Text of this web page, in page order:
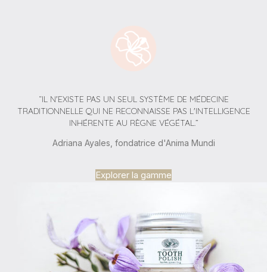
“IL N'EXISTE PAS UN SEUL SYSTÈME DE MÉDECINE
TRADITIONNELLE QUI NE RECONNAISSE PAS L'INTELLIGENCE
INHÉRENTE AU RÈGNE VÉGÉTAL.”
Adriana Ayales, fondatrice d'Anima Mundi
Explorer la gamme